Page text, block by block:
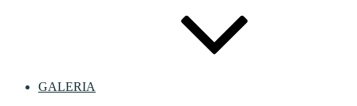
GALERIA